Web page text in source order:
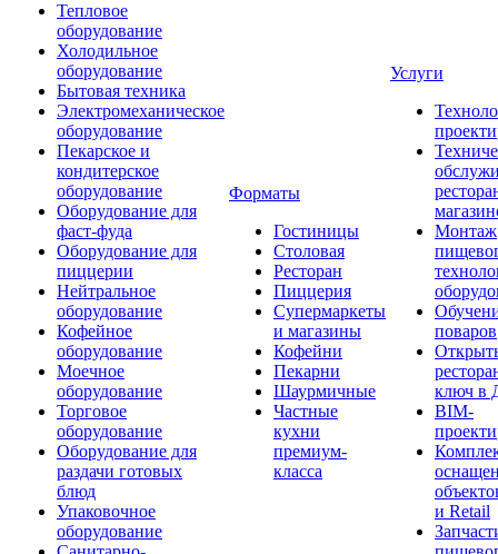
Тепловое
оборудование
Холодильное
оборудование
Бытовая техника
Электромеханическое
оборудование
Пекарское и
кондитерское
оборудование
Оборудование для
фаст-фуда
Оборудование для
пиццерии
Нейтральное
оборудование
Кофейное
оборудование
Моечное
оборудование
Торговое
оборудование
Оборудование для
раздачи готовых
блюд
Упаковочное
оборудование
Форматы
Гостиницы
Столовая
Ресторан
Пиццерия
Супермаркеты
и магазины
Кофейни
Пекарни
Шаурмичные
Частные
кухни
премиум-
класса
Услуги
Монтаж
поваров
ключ в
BIM-
и Retail